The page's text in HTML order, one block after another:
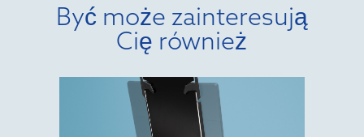
Być może zainteresują
Cię również